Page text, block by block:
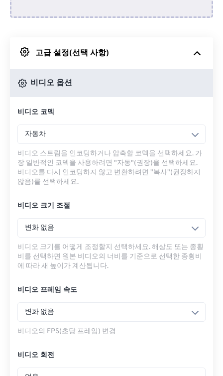
Google 드라이브에서
고급 설정(선택 사항)
비디오 옵션
비디오 코덱
자동차
비디오 스트림을 인코딩하거나 압축할 코덱을 선택하세요. 가
장 일반적인 코덱을 사용하려면 "자동"(권장)을 선택하세요.
비디오를 다시 인코딩하지 않고 변환하려면 "복사"(권장하지
않음)를 선택하세요.
비디오 크기 조절
변화 없음
비디오 크기를 어떻게 조정할지 선택하세요. 해상도 또는 종횡
비를 선택하면 원본 비디오의 너비를 기준으로 선택한 종횡비
에 따라 새 높이가 계산됩니다.
비디오 프레임 속도
변화 없음
비디오의 FPS(초당 프레임) 변경
비디오 회전